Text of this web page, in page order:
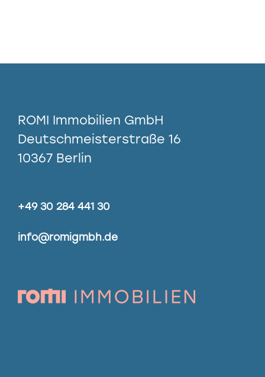
ROMI Immobilien GmbH
Deutschmeisterstraße 16
10367 Berlin
+49 30 284 441 30
info@romigmbh.de